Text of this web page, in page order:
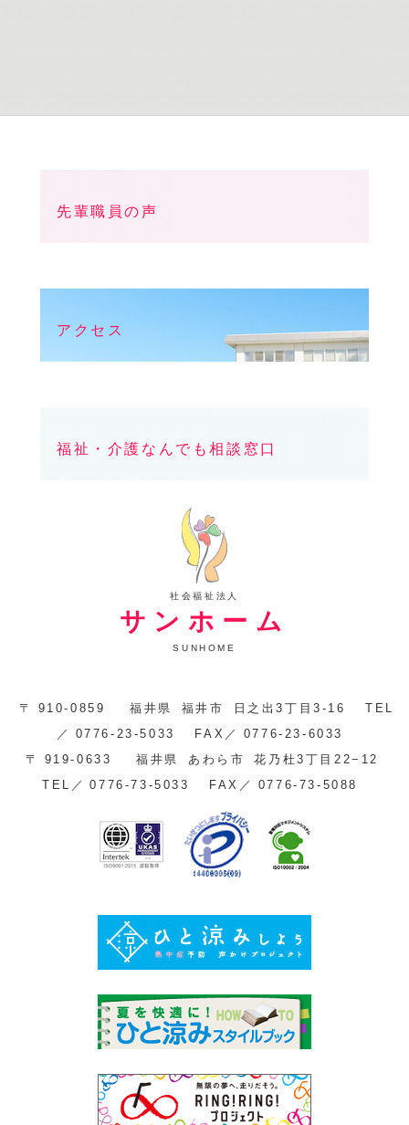
先輩職員の声
アクセス
福祉・介護なんでも相談窓口
社会福祉法人
サンホーム
SUNHOME
〒 910-0859 福井県 福井市 日之出3丁目3-16
TEL
／
0776-23-5033 FAX／
0776-23-6033
〒
919-0633 福井県 あわら市
花乃杜3丁目22−12
TEL／
0776-73-5033 FAX／ 0776-73-5088